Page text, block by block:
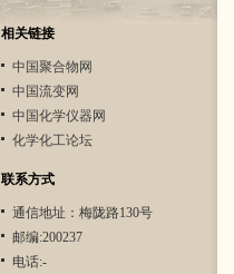
相关链接
中国聚合物网
中国流变网
中国化学仪器网
化学化工论坛
联系方式
通信地址：梅陇路130号
邮编:200237
电话:-